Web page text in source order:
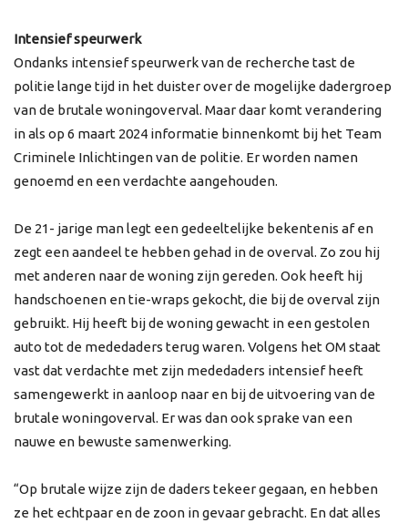
Intensief speurwerk
Ondanks intensief speurwerk van de recherche tast de
politie lange tijd in het duister over de mogelijke dadergroep
van de brutale woningoverval. Maar daar komt verandering
in als op 6 maart 2024 informatie binnenkomt bij het Team
Criminele Inlichtingen van de politie. Er worden namen
genoemd en een verdachte aangehouden.
De 21- jarige man legt een gedeeltelijke bekentenis af en
zegt een aandeel te hebben gehad in de overval. Zo zou hij
met anderen naar de woning zijn gereden. Ook heeft hij
handschoenen en tie-wraps gekocht, die bij de overval zijn
gebruikt. Hij heeft bij de woning gewacht in een gestolen
auto tot de mededaders terug waren. Volgens het OM staat
vast dat verdachte met zijn mededaders intensief heeft
samengewerkt in aanloop naar en bij de uitvoering van de
brutale woningoverval. Er was dan ook sprake van een
nauwe en bewuste samenwerking.
“Op brutale wijze zijn de daders tekeer gegaan, en hebben
ze het echtpaar en de zoon in gevaar gebracht. En dat alles